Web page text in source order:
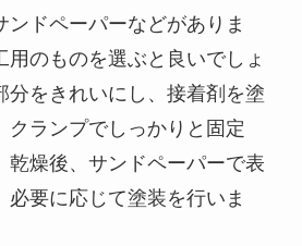
ンドペーパーなどがありま
のものを選ぶと良いでしょ
分をきれいにし、接着剤を塗
クランプでしっかりと固定
乾燥後、サンドペーパーで表
必要に応じて塗装を行いま